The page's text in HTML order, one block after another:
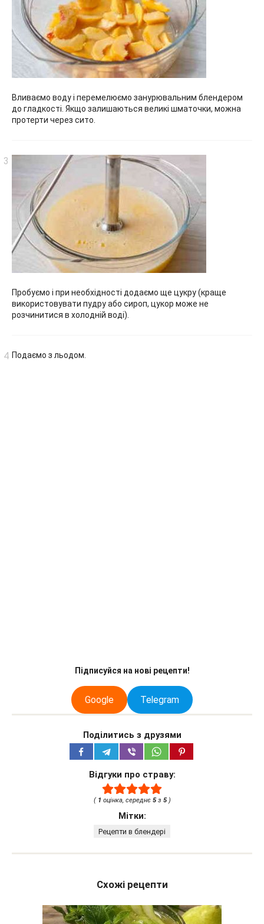
Вливаємо воду і перемелюємо занурювальним блендером
до гладкості. Якщо залишаються великі шматочки, можна
протерти через сито.
Пробуємо і при необхідності додаємо ще цукру (краще
використовувати пудру або сироп, цукор може не
розчинитися в холодній воді).
Подаємо з льодом.
Підписуйся на нові рецепти!
Google Telegram
Поділитись з друзями
Відгуки про страву:
( 1 оцінка, середнє 5з 5)
Мітки:
Рецепти в блендері
Схожі рецепти